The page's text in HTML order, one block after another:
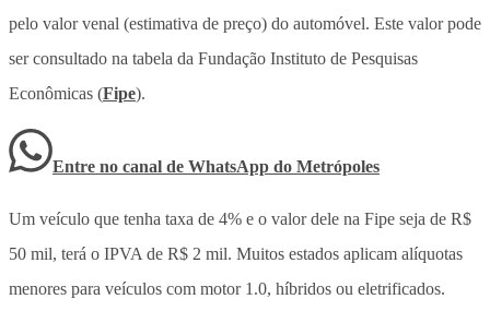
pelo valor venal (estimativa de preço) do automóvel. Este valor pode
ser consultado na tabela da Fundação Instituto de Pesquisas
Econômicas (Fipe).
Entre no canal de WhatsApp do Metrópoles
Um veículo que tenha taxa de 4% e o valor dele na Fipe seja de R$
50 mil, terá o IPVA de R$ 2 mil. Muitos estados aplicam alíquotas
menores para veículos com motor 1.0, híbridos ou eletrificados.